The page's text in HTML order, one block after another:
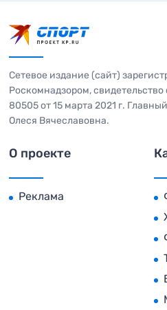
Сетевое издание (сайт)
Роскомнадзором,
80505 от 15 марта 2021 г.
Олеся Вячеславовна.
О проекте
Реклама